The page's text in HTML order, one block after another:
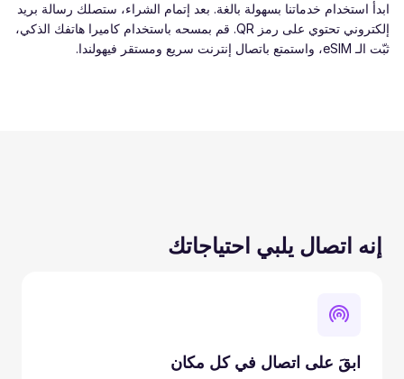
ابدأ استخدام خدماتنا بسهولة بالغة. بعد إتمام الشراء، ستصلك رسالة بريد
إلكتروني تحتوي على رمز QR. قم بمسحه باستخدام كاميرا هاتفك الذكي،
ثبّت الـ eSIM، واستمتع باتصال إنترنت سريع ومستقر فيهولندا.
إنه اتصال يلبي احتياجاتك
ابقَ على اتصال في كل مكان